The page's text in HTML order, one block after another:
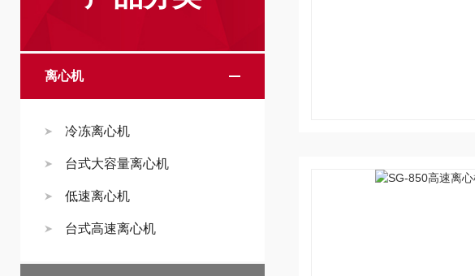
离心机
冷冻离心机
台式大容量离心机
低速离心机
台式高速离心机